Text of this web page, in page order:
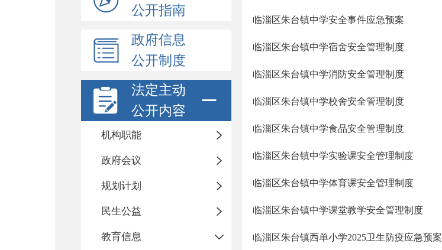
公开指南
政府信息
公开制度
法定主动
公开内容
机构职能
政府会议
规划计划
民生公益
教育信息
临淄区朱台镇中学安全事件应急预案
临淄区朱台镇中学宿舍安全管理制度
临淄区朱台镇中学消防安全管理制度
临淄区朱台镇中学校舍安全管理制度
临淄区朱台镇中学食品安全管理制度
临淄区朱台镇中学实验课安全管理制度
临淄区朱台镇中学体育课安全管理制度
临淄区朱台镇中学课堂教学安全管理制度
临淄区朱台镇西单小学2025卫生防疫应急预案